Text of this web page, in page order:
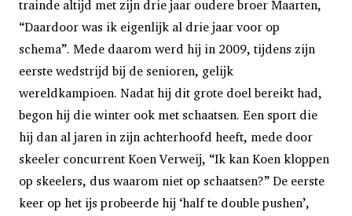
trainde altijd met zijn drie jaar oudere broer Maarten,
“Daardoor was ik eigenlijk al drie jaar voor op
schema”. Mede daarom werd hij in 2009, tijdens zijn
eerste wedstrijd bij de senioren, gelijk
wereldkampioen. Nadat hij dit grote doel bereikt had,
begon hij die winter ook met schaatsen. Een sport die
hij dan al jaren in zijn achterhoofd heeft, mede door
skeeler concurrent Koen Verweij, “Ik kan Koen kloppen
op skeelers, dus waarom niet op schaatsen?” De eerste
keer op het ijs probeerde hij ‘half te double pushen’,